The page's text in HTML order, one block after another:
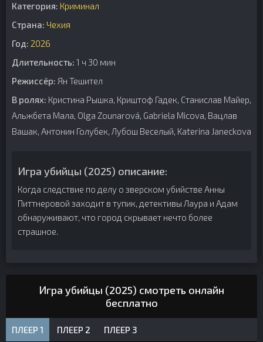
Категория: Криминал
Страна: Чехия
Год: 2026
Длительность: 1 ч 30 мин
Режиссёр: Ян Тешител
В ролях: Кристина Рышка, Криштоф Гадек, Станислав Майер,
Альжбета Мала, Olga Zounarová, Gabriela Micova, Вацлав
Вашак, Антонин Голубек, Лубош Веселый, Katerina Janeckova
Игра убийцы (2025) описание:
Когда следствие по делу о зверском убийстве Анны
Питтнеровой заходит в тупик, детективы Лаура и Адам
обнаруживают, что город скрывает нечто более
страшное.
Игра убийцы (2025) смотреть онлайн
бесплатно
ПЛЕЕР 1 ПЛЕЕР 2 ПЛЕЕР 3